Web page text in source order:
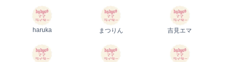
haruka まつりん 吉見エマ